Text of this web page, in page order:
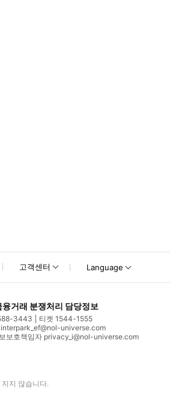
현금 결제 불가
고객센터 Language
융거래 분쟁처리 담당정보
3443
티켓 1544-1555
interpark_ef@nol-universe.com
보호책임자 privacy_i@nol-universe.com
지 않습니다.